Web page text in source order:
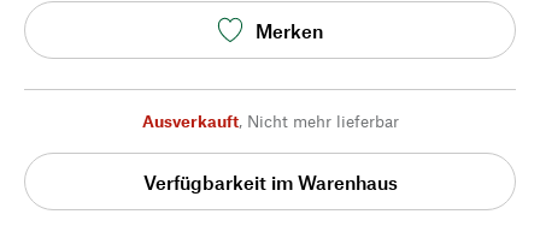
Merken
Ausverkauft, Nicht mehr lieferbar
Verfügbarkeit im Warenhaus